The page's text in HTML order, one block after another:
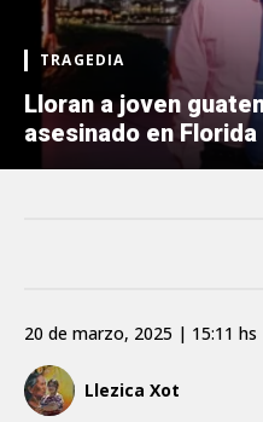
TRAGEDIA
Lloran a joven
asesinado en
Llezica Xot
20 de marzo, 2025 | 15:11 hs